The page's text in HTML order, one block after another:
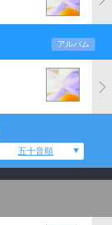
アルバム
五十音順